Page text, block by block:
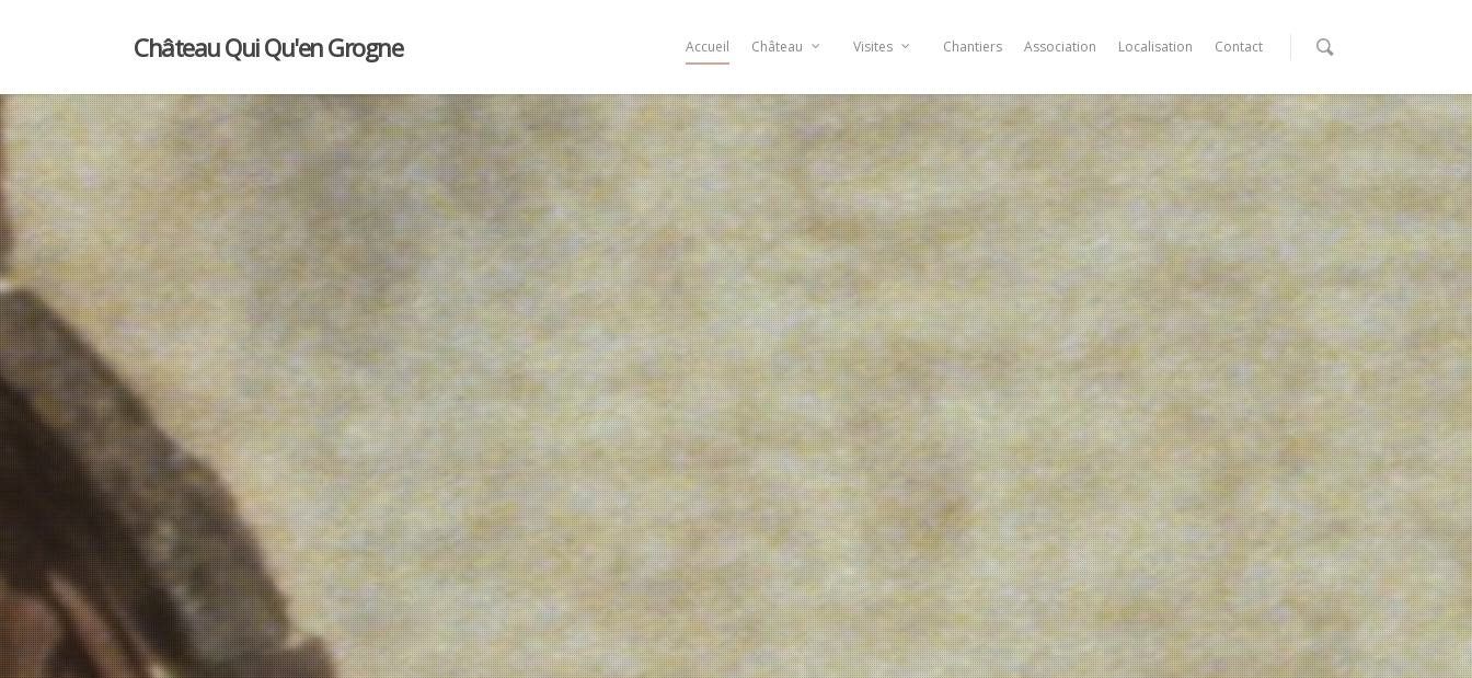
Château Qui Qu'en Grogne Accueil Château Visites Chantiers Association Localisation Contact